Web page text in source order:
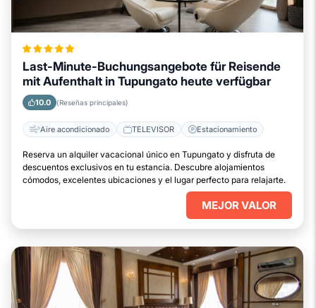
Last-Minute-Buchungsangebote für Reisende
mit Aufenthalt in Tupungato heute verfügbar
10.0 (Reseñas principales)
Aire acondicionado TELEVISOR Estacionamiento
Reserva un alquiler vacacional único en Tupungato y disfruta de
descuentos exclusivos en tu estancia. Descubre alojamientos
cómodos, excelentes ubicaciones y el lugar perfecto para relajarte.
MEJOR VALOR